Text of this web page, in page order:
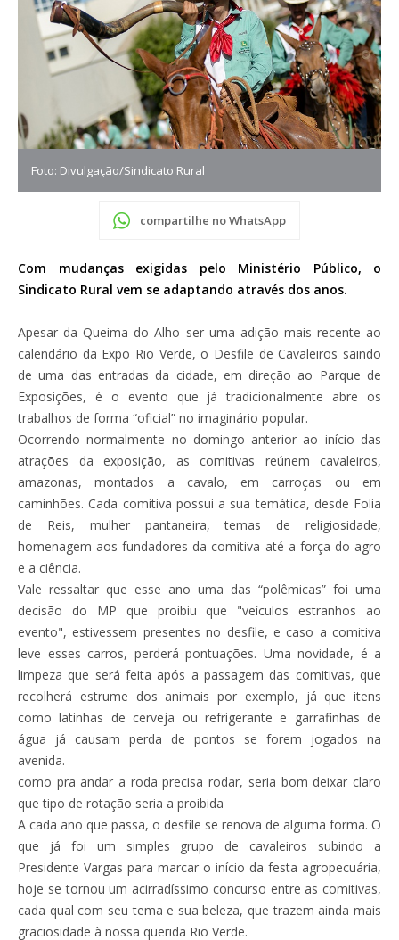
Foto: Divulgação/Sindicato Rural
compartilhe no WhatsApp
Com mudanças exigidas pelo Ministério Público, o
Sindicato Rural vem se adaptando através dos anos.
Apesar da Queima do Alho ser uma adição mais recente ao
calendário da Expo Rio Verde, o Desfile de Cavaleiros saindo
de uma das entradas da cidade, em direção ao Parque de
Exposições, é o evento que já tradicionalmente abre os
trabalhos de forma “oficial” no imaginário popular.
Ocorrendo normalmente no domingo anterior ao início das
atrações da exposição, as comitivas reúnem cavaleiros,
amazonas, montados a cavalo, em carroças ou em
caminhões. Cada comitiva possui a sua temática, desde Folia
de Reis, mulher pantaneira, temas de religiosidade,
homenagem aos fundadores da comitiva até a força do agro
e a ciência.
Vale ressaltar que esse ano uma das “polêmicas” foi uma
decisão do MP que proibiu que "veículos estranhos ao
evento", estivessem presentes no desfile, e caso a comitiva
leve esses carros, perderá pontuações. Uma novidade, é a
limpeza que será feita após a passagem das comitivas, que
recolherá estrume dos animais por exemplo, já que itens
como latinhas de cerveja ou refrigerante e garrafinhas de
água já causam perda de pontos se forem jogados na
avenida.
como pra andar a roda precisa rodar, seria bom deixar claro
que tipo de rotação seria a proibida
A cada ano que passa, o desfile se renova de alguma forma. O
que já foi um simples grupo de cavaleiros subindo a
Presidente Vargas para marcar o início da festa agropecuária,
hoje se tornou um acirradíssimo concurso entre as comitivas,
cada qual com seu tema e sua beleza, que trazem ainda mais
graciosidade à nossa querida Rio Verde.